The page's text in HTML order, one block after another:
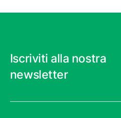
Iscriviti alla nostra
newsletter